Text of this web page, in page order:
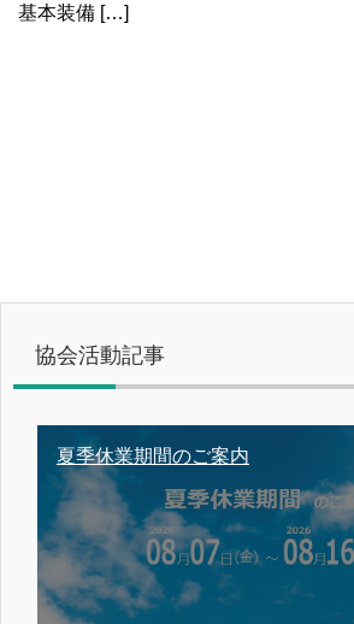
基本装備 […]
協会活動記事
夏季休業期間のご案内